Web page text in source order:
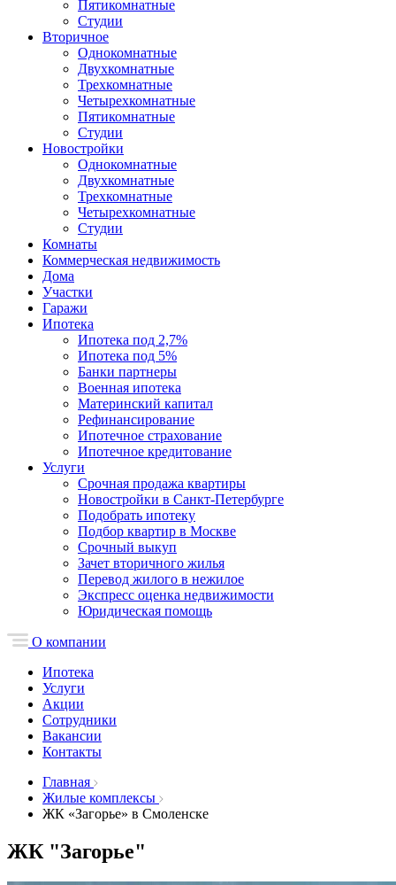
Пятикомнатные
Студии
Вторичное
Однокомнатные
Двухкомнатные
Трехкомнатные
Четырехкомнатные
Пятикомнатные
Студии
Новостройки
Однокомнатные
Двухкомнатные
Трехкомнатные
Четырехкомнатные
Студии
Комнаты
Коммерческая недвижимость
Дома
Участки
Гаражи
Ипотека
Ипотека под 2,7%
Ипотека под 5%
Банки партнеры
Военная ипотека
Материнский капитал
Рефинансирование
Ипотечное страхование
Ипотечное кредитование
Услуги
Срочная продажа квартиры
Новостройки в Санкт-Петербурге
Подобрать ипотеку
Подбор квартир в Москве
Срочный выкуп
Зачет вторичного жилья
Перевод жилого в нежилое
Экспресс оценка недвижимости
Юридическая помощь
О компании
Ипотека
Услуги
Акции
Сотрудники
Вакансии
Контакты
Главная
Жилые комплексы
ЖК «Загорье» в Смоленске
ЖК "Загорье"